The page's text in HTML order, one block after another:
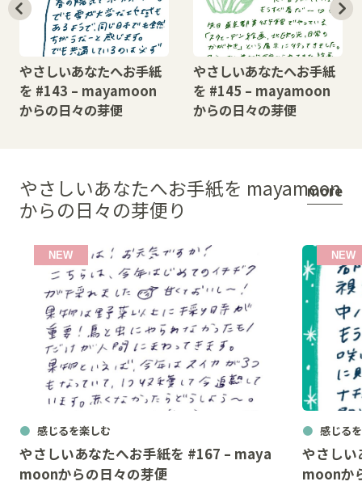
やさしいあなたへお手紙
を #143 – mayamoon
からの日々の芽便
やさしいあなたへお手紙
を #145 – mayamoon
からの日々の芽便
やさしいあなたへお手紙を mayamoon
からの日々の芽便り
感じるを楽しむ
やさしいあなたへお手紙を #167 – maya
moonからの日々の芽便
感じる
やさし
moonか
more